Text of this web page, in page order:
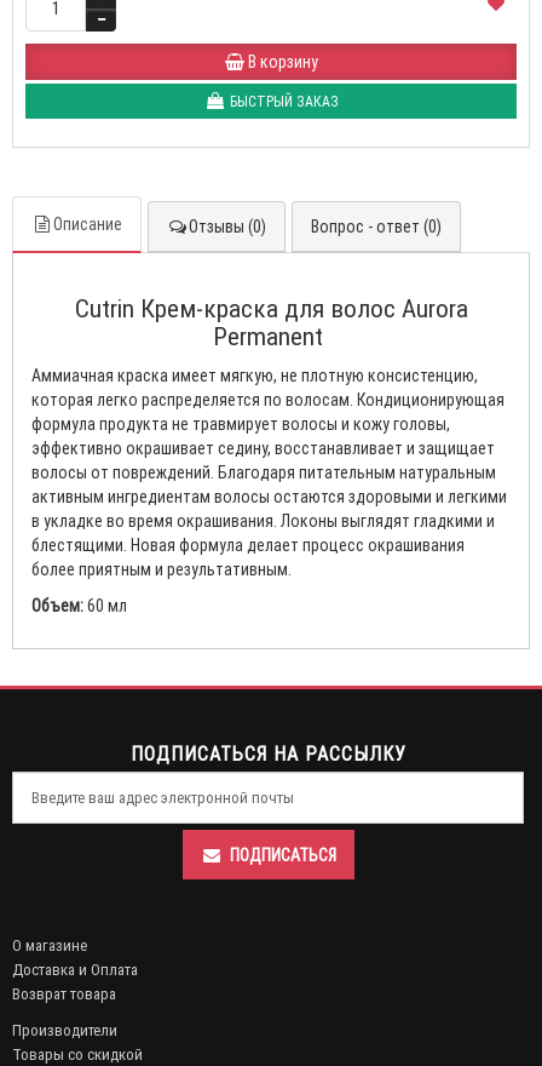
В корзину
БЫСТРЫЙ ЗАКАЗ
Описание Отзывы (0) Вопрос - ответ (0)
Cutrin Крем-краска для волос Aurora
Permanent
Аммиачная краска имеет мягкую, не плотную консистенцию,
которая легко распределяется по волосам. Кондиционирующая
формула продукта не травмирует волосы и кожу головы,
эффективно окрашивает седину, восстанавливает и защищает
волосы от повреждений. Благодаря питательным натуральным
активным ингредиентам волосы остаются здоровыми и легкими
в укладке во время окрашивания. Локоны выглядят гладкими и
блестящими. Новая формула делает процесс окрашивания
более приятным и результативным.
Объем:60 мл
ПОДПИСАТЬСЯ НА РАССЫЛКУ
ПОДПИСАТЬСЯ
О магазине
Доставка и Оплата
Возврат товара
Производители
Товары со скидкой